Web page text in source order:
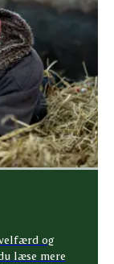
og
læse mere